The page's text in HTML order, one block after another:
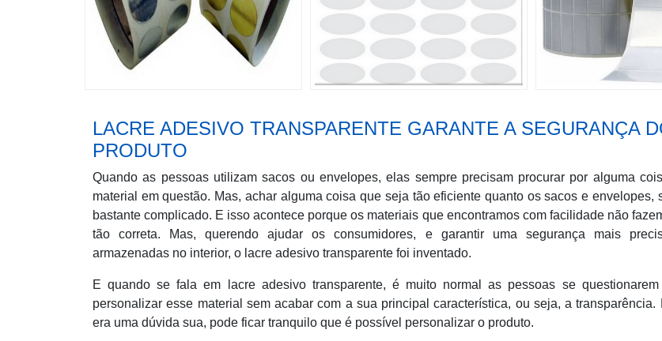
LACRE ADESIVO TRANSPARENTE GARANTE A SEGURANÇA
PRODUTO
Quando as pessoas utilizam sacos ou envelopes, elas sempre precisam procurar por alguma
material em questão. Mas, achar alguma coisa que seja tão eficiente quanto os sacos e envelopes,
bastante complicado. E isso acontece porque os materiais que encontramos com facilidade não
tão correta. Mas, querendo ajudar os consumidores, e garantir uma segurança mais
armazenadas no interior, o lacre adesivo transparente foi inventado.
E quando se fala em lacre adesivo transparente, é muito normal as pessoas se
personalizar esse material sem acabar com a sua principal característica, ou seja, a transparência.
era uma dúvida sua, pode ficar tranquilo que é possível personalizar o produto.